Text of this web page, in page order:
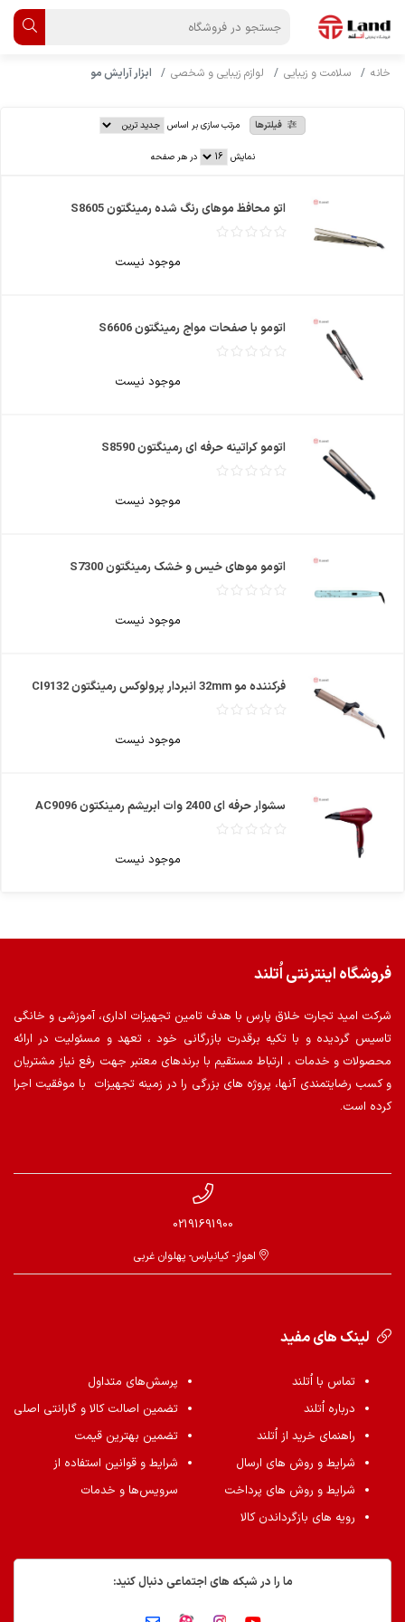
خانه سلامت و زیبایی لوازم زیبایی و شخصی ابزار آرایش مو
فیلترها مرتب سازی بر اساس
نمایش در هر صفحه
اتو محافظ موهای رنگ شده رمینگتون S8605
موجود نیست
اتومو با صفحات مواج رمینگتون S6606
موجود نیست
اتومو کراتینه حرفه ای رمینگتون S8590
موجود نیست
اتومو موهای خیس و خشک رمینگتون S7300
موجود نیست
فرکننده مو 32mm انبردار پرولوکس رمینگتون CI9132
موجود نیست
سشوار حرفه ای 2400 وات ابریشم رمینکتون AC9096
موجود نیست
فروشگاه اینترنتی اُتلند
شرکت امید تجارت خلاق پارس با هدف تامین تجهیزات اداری، آموزشی و خانگی
تاسیس گردیده و با تکیه برقدرت بازرگانی خود ، تعهد و مسئولیت در ارائه
محصولات و خدمات ، ارتباط مستقیم با برندهای معتبر جهت رفع نیاز مشتریان
و کسب رضایتمندی آنها، پروژه های بزرگی را در زمینه تجهیزات با موفقیت اجرا
کرده است.
02191691900
اهواز- کیانپارس- پهلوان غربی
لینک های مفید
تماس با اُتلند
درباره اُتلند
راهنمای خرید از اُتلند
شرایط و روش های ارسال
شرایط و روش های پرداخت
رویه های بازگرداندن کالا
پرسش‌های متداول
تضمین اصالت کالا و گارانتی اصلی
تضمین بهترین قیمت
شرایط و قوانین استفاده از
سرویس‌ها و خدمات
ما را در شبکه های اجتماعی دنبال کنید: